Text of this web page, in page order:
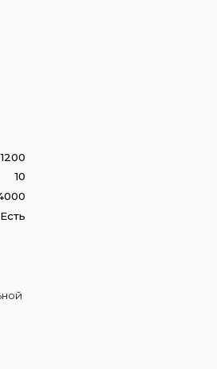
1200
10
Есть